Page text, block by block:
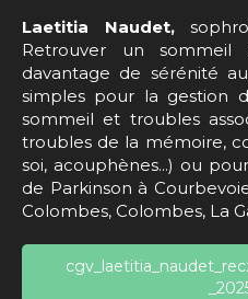
Laetitia Naudet,
Retrouver un sommeil
davantage de sérénité
simples pour la gestion
sommeil et troubles
troubles de la mémoire,
soi, acouphènes...) ou
de Parkinson à
Colombes, Colombes, La